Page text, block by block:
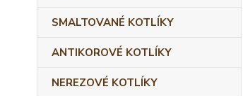
SMALTOVANÉ KOTLÍKY
ANTIKOROVÉ KOTLÍKY
NEREZOVÉ KOTLÍKY